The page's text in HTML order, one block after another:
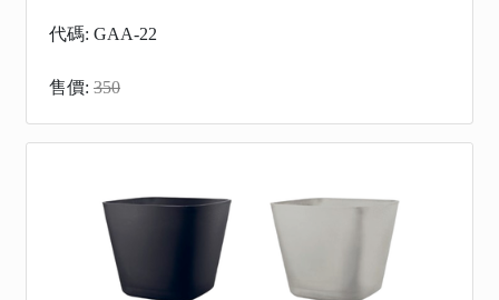
代碼: GAA-22
售價: 350